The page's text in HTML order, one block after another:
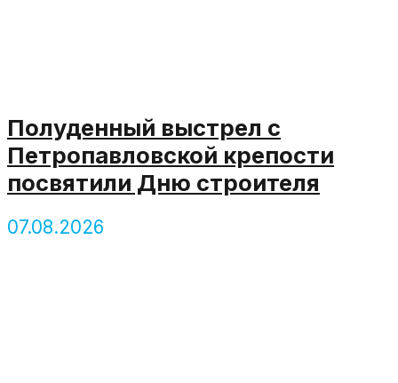
Полуденный выстрел с
Петропавловской крепости
посвятили Дню строителя
07.08.2026